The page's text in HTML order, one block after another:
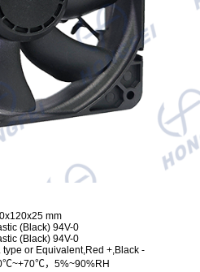
mm
(Black) 94V-0
(Black) 94V-0
type or Equivalent,Red +,Black -
，5%~90%RH